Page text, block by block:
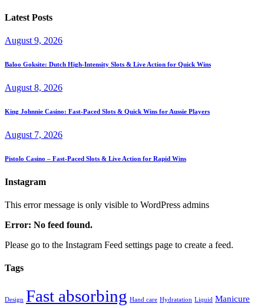
Latest Posts
August 9, 2026
Baloo Goksite: Dutch High‑Intensity Slots & Live Action for Quick Wins
August 8, 2026
King Johnnie Casino: Fast‑Paced Slots & Quick Wins for Aussie Players
August 7, 2026
Pistolo Casino – Fast‑Paced Slots & Live Action for Rapid Wins
Instagram
This error message is only visible to WordPress admins
Error: No feed found.
Please go to the Instagram Feed settings page to create a feed.
Tags
Design Fast absorbing Hand care Hydratation Liquid Manicure